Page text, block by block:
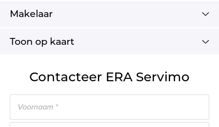
Makelaar
Toon op kaart
Contacteer ERA Servimo